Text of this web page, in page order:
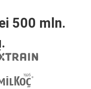
500 mln.